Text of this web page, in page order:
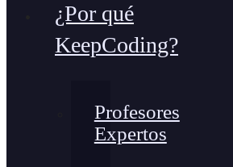
¿Por qué
KeepCoding?
Profesores
Expertos